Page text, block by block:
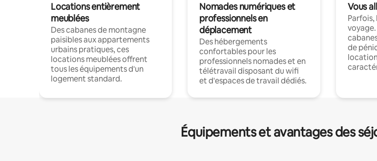
Locations entièrement
meublées
Des cabanes de montagne
paisibles aux appartements
urbains pratiques, ces
locations meublées offrent
tous les équipements d'un
logement standard.
Nomades numériques et
professionnels en
déplacement
Des hébergements
confortables pour les
professionnels nomades et en
télétravail disposant du wifi
et d'espaces de travail dédiés.
Vous
de
Équipements et avantages des